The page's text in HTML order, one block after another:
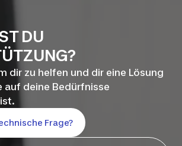
DU
dir zu helfen und dir eine Lösung
auf deine Bedürfnisse
Frage?